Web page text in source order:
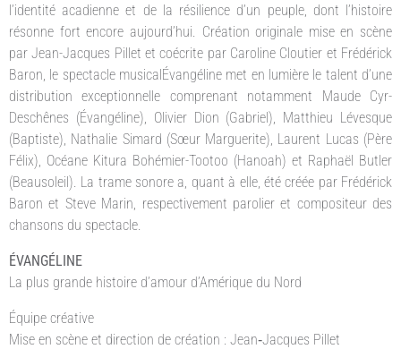
l’identité acadienne et de la résilience d’un peuple, dont l’histoire
résonne fort encore aujourd’hui. Création originale mise en scène
par Jean-Jacques Pillet et coécrite par Caroline Cloutier et Frédérick
Baron, le spectacle musicalÉvangéline met en lumière le talent d’une
distribution exceptionnelle comprenant notamment Maude Cyr-
Deschênes (Évangéline), Olivier Dion (Gabriel), Matthieu Lévesque
(Baptiste), Nathalie Simard (Sœur Marguerite), Laurent Lucas (Père
Félix), Océane Kitura Bohémier-Tootoo (Hanoah) et Raphaël Butler
(Beausoleil). La trame sonore a, quant à elle, été créée par Frédérick
Baron et Steve Marin, respectivement parolier et compositeur des
chansons du spectacle.
ÉVANGÉLINE
La plus grande histoire d’amour d’Amérique du Nord
Équipe créative
Mise en scène et direction de création : Jean‑Jacques Pillet